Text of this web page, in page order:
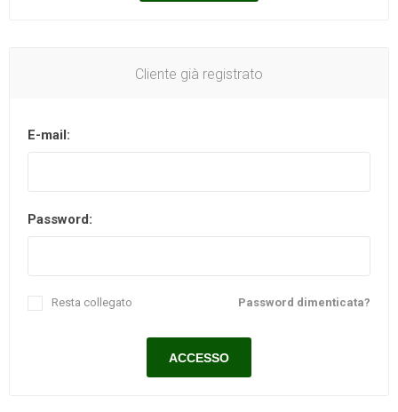
Cliente già registrato
E-mail:
Password:
Password dimenticata?
Resta collegato